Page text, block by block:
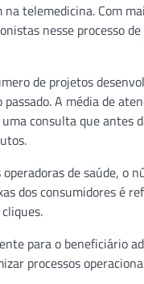
telemedicina. Com
nesse processo
de projetos
A média de
consulta que antes
de saúde, o
dos consumidores é
para o beneficiário
processos